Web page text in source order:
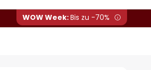
WOW Week:Bis zu -70%